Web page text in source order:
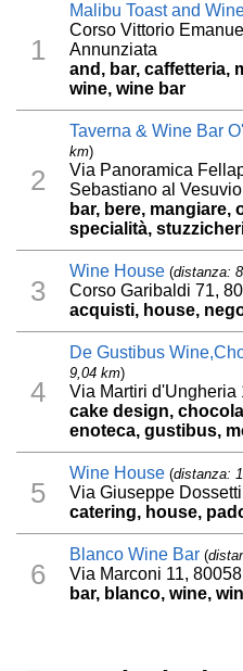
1
Malibu Toast and
Corso Vittorio
Annunziata
and, bar, caffetteria,
wine, wine bar
2
Taverna & Wine Bar
km)
Via Panoramica
Sebastiano al Vesuvio
bar, bere, mangiare,
specialità,
3
Wine House (distanza:
Corso Garibaldi 71,
acquisti, house,
4
De Gustibus
9,04 km)
Via Martiri d'Ungheria
cake design,
enoteca, gustibus,
5
Wine House (distanza:
Via Giuseppe
catering, house,
6
Blanco Wine Bar (
Via Marconi 11,
bar, blanco, wine,